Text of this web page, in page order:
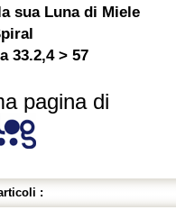
sua Luna di Miele
33.2,4 > 57
pagina di
: